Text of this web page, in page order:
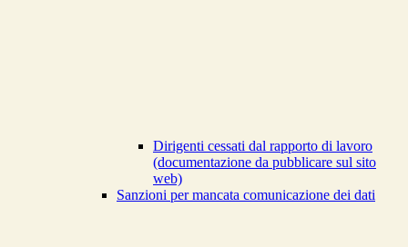
Dirigenti cessati dal rapporto di lavoro
(documentazione da pubblicare sul sito
web)
Sanzioni per mancata comunicazione dei dati